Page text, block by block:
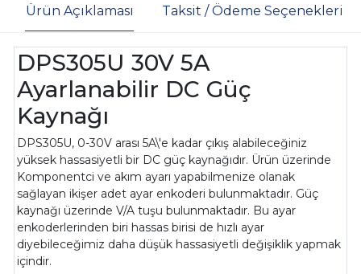
Ürün Açıklaması Taksit / Ödeme Seçenekleri
DPS305U 30V 5A
Ayarlanabilir DC Güç
Kaynağı
DPS305U, 0-30V arası 5A\'e kadar çıkış alabileceğiniz
yüksek hassasiyetli bir DC güç kaynağıdır. Ürün üzerinde
Komponentci ve akım ayarı yapabilmenize olanak
sağlayan ikişer adet ayar enkoderi bulunmaktadır. Güç
kaynağı üzerinde V/A tuşu bulunmaktadır. Bu ayar
enkoderlerinden biri hassas birisi de hızlı ayar
diyebileceğimiz daha düşük hassasiyetli değişiklik yapmak
içindir.